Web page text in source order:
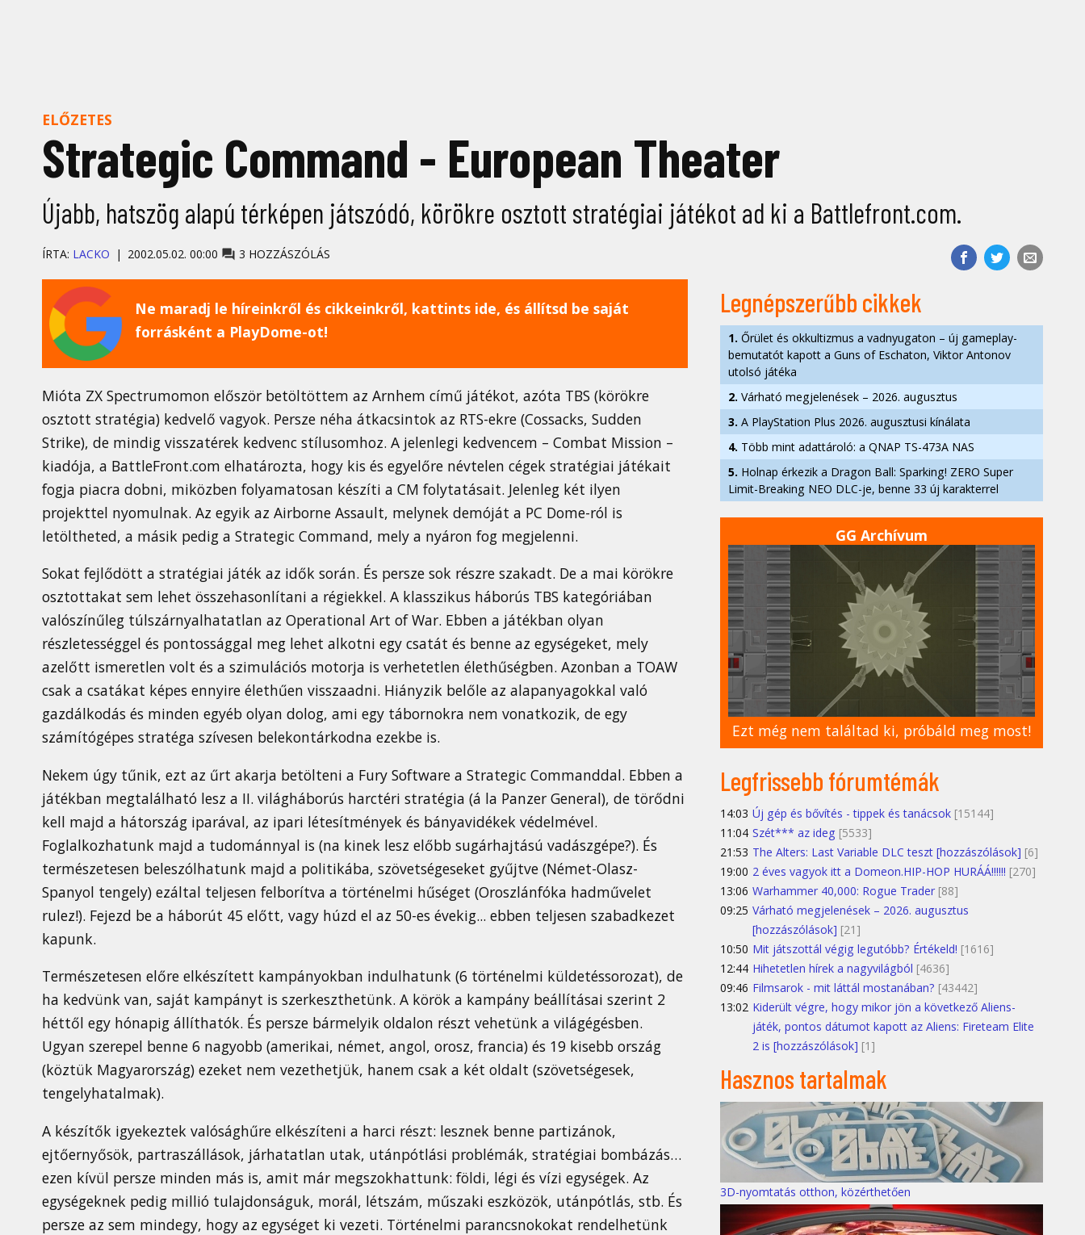
ELŐZETES
Strategic Command - European Theater
Újabb, hatszög alapú térképen játszódó, körökre osztott stratégiai játékot ad ki a Battlefront.com.
ÍRTA: LACKO 2002.05.02. 00:00 3 HOZZÁSZÓLÁS
Ne maradj le híreinkről és cikkeinkről, kattints ide, és állítsd be saját
forrásként a PlayDome-ot!
Mióta ZX Spectrumomon először betöltöttem az Arnhem című játékot, azóta TBS (körökre
osztott stratégia) kedvelő vagyok. Persze néha átkacsintok az RTS-ekre (Cossacks, Sudden
Strike), de mindig visszatérek kedvenc stílusomhoz. A jelenlegi kedvencem – Combat Mission –
kiadója, a BattleFront.com elhatározta, hogy kis és egyelőre névtelen cégek stratégiai játékait
fogja piacra dobni, miközben folyamatosan készíti a CM folytatásait. Jelenleg két ilyen
projekttel nyomulnak. Az egyik az Airborne Assault, melynek demóját a PC Dome-ról is
letöltheted, a másik pedig a Strategic Command, mely a nyáron fog megjelenni.
Sokat fejlődött a stratégiai játék az idők során. És persze sok részre szakadt. De a mai körökre
osztottakat sem lehet összehasonlítani a régiekkel. A klasszikus háborús TBS kategóriában
valószínűleg túlszárnyalhatatlan az Operational Art of War. Ebben a játékban olyan
részletességgel és pontossággal meg lehet alkotni egy csatát és benne az egységeket, mely
azelőtt ismeretlen volt és a szimulációs motorja is verhetetlen élethűségben. Azonban a TOAW
csak a csatákat képes ennyire élethűen visszaadni. Hiányzik belőle az alapanyagokkal való
gazdálkodás és minden egyéb olyan dolog, ami egy tábornokra nem vonatkozik, de egy
számítógépes stratéga szívesen belekontárkodna ezekbe is.
Nekem úgy tűnik, ezt az űrt akarja betölteni a Fury Software a Strategic Commanddal. Ebben a
játékban megtalálható lesz a II. világháborús harctéri stratégia (á la Panzer General), de törődni
kell majd a hátország iparával, az ipari létesítmények és bányavidékek védelmével.
Foglalkozhatunk majd a tudománnyal is (na kinek lesz előbb sugárhajtású vadászgépe?). És
természetesen beleszólhatunk majd a politikába, szövetségeseket gyűjtve (Német-Olasz-
Spanyol tengely) ezáltal teljesen felborítva a történelmi hűséget (Oroszlánfóka hadművelet
rulez!). Fejezd be a háborút 45 előtt, vagy húzd el az 50-es évekig... ebben teljesen szabadkezet
kapunk.
Természetesen előre elkészített kampányokban indulhatunk (6 történelmi küldetéssorozat), de
ha kedvünk van, saját kampányt is szerkeszthetünk. A körök a kampány beállításai szerint 2
héttől egy hónapig állíthatók. És persze bármelyik oldalon részt vehetünk a világégésben.
Ugyan szerepel benne 6 nagyobb (amerikai, német, angol, orosz, francia) és 19 kisebb ország
(köztük Magyarország) ezeket nem vezethetjük, hanem csak a két oldalt (szövetségesek,
tengelyhatalmak).
A készítők igyekeztek valósághűre elkészíteni a harci részt: lesznek benne partizánok,
ejtőernyősök, partraszállások, járhatatlan utak, utánpótlási problémák, stratégiai bombázás…
ezen kívül persze minden más is, amit már megszokhattunk: földi, légi és vízi egységek. Az
egységeknek pedig millió tulajdonságuk, morál, létszám, műszaki eszközök, utánpótlás, stb. És
persze az sem mindegy, hogy az egységet ki vezeti. Történelmi parancsnokokat rendelhetünk
Legnépszerűbb cikkek
1. Őrület és okkultizmus a vadnyugaton – új gameplay-
bemutatót kapott a Guns of Eschaton, Viktor Antonov
utolsó játéka
2. Várható megjelenések – 2026. augusztus
3. A PlayStation Plus 2026. augusztusi kínálata
4. Több mint adattároló: a QNAP TS-473A NAS
5. Holnap érkezik a Dragon Ball: Sparking! ZERO Super
Limit-Breaking NEO DLC-je, benne 33 új karakterrel
GG Archívum
Ezt még nem találtad ki, próbáld meg most!
Legfrissebb fórumtémák
14:03 Új gép és bővítés - tippek és tanácsok [15144]
11:04 Szét*** az ideg [5533]
21:53 The Alters: Last Variable DLC teszt [hozzászólások] [6]
19:00 2 éves vagyok itt a Domeon.HIP-HOP HURÁÁ!!!!!! [270]
13:06 Warhammer 40,000: Rogue Trader [88]
09:25 Várható megjelenések – 2026. augusztus
[hozzászólások] [21]
10:50 Mit játszottál végig legutóbb? Értékeld! [1616]
12:44 Hihetetlen hírek a nagyvilágból [4636]
09:46 Filmsarok - mit láttál mostanában? [43442]
13:02 Kiderült végre, hogy mikor jön a következő Aliens-
játék, pontos dátumot kapott az Aliens: Fireteam Elite
2 is [hozzászólások] [1]
Hasznos tartalmak
3D-nyomtatás otthon, közérthetően